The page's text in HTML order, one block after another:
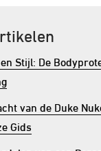
Stijl: De
van de Duke
Gids